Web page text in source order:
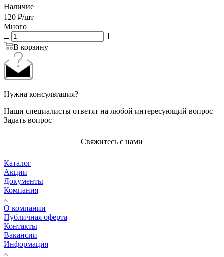
Наличие
120 ₽/шт
Много
В корзину
Нужна консультация?
Наши специалисты ответят на любой интересующий вопрос
Задать вопрос
Свяжитесь с нами
Каталог
Акции
Документы
Компания
О компании
Публичная оферта
Контакты
Вакансии
Информация